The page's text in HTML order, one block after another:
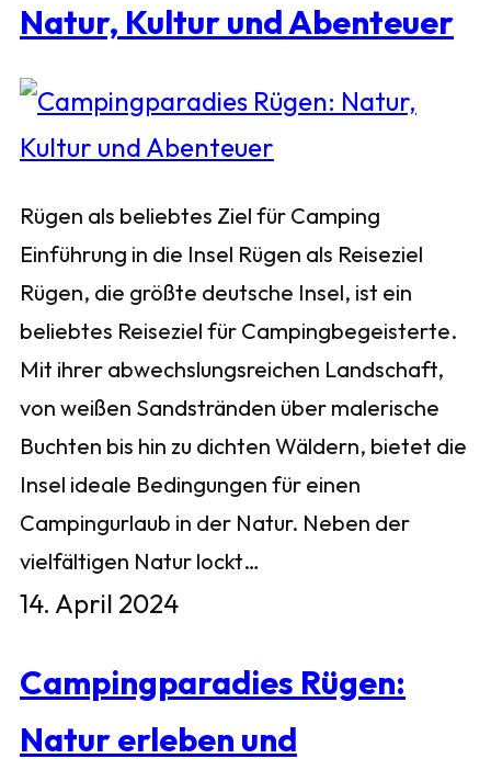
Natur, Kultur und Abenteuer
Rügen als beliebtes Ziel für Camping
Einführung in die Insel Rügen als Reiseziel
Rügen, die größte deutsche Insel, ist ein
beliebtes Reiseziel für Campingbegeisterte.
Mit ihrer abwechslungsreichen Landschaft,
von weißen Sandstränden über malerische
Buchten bis hin zu dichten Wäldern, bietet die
Insel ideale Bedingungen für einen
Campingurlaub in der Natur. Neben der
vielfältigen Natur lockt…
14. April 2024
Campingparadies Rügen:
Natur erleben und